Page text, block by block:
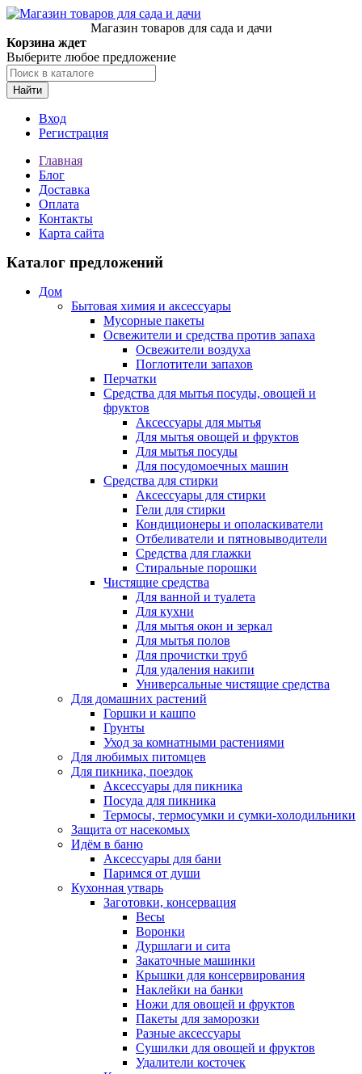
Магазин товаров для сада и дачи
Корзина ждет
Выберите любое предложение
Найти
Вход
Регистрация
Главная
Блог
Доставка
Оплата
Контакты
Карта сайта
Каталог предложений
Дом
Бытовая химия и аксессуары
Мусорные пакеты
Освежители и средства против запаха
Освежители воздуха
Поглотители запахов
Перчатки
Средства для мытья посуды, овощей и
фруктов
Аксессуары для мытья
Для мытья овощей и фруктов
Для мытья посуды
Для посудомоечных машин
Средства для стирки
Аксессуары для стирки
Гели для стирки
Кондиционеры и ополаскиватели
Отбеливатели и пятновыводители
Средства для глажки
Стиральные порошки
Чистящие средства
Для ванной и туалета
Для кухни
Для мытья окон и зеркал
Для мытья полов
Для прочистки труб
Для удаления накипи
Универсальные чистящие средства
Для домашних растений
Горшки и кашпо
Грунты
Уход за комнатными растениями
Для любимых питомцев
Для пикника, поездок
Аксессуары для пикника
Посуда для пикника
Термосы, термосумки и сумки-холодильники
Защита от насекомых
Идём в баню
Аксессуары для бани
Паримся от души
Кухонная утварь
Заготовки, консервация
Весы
Воронки
Дуршлаги и сита
Закаточные машинки
Крышки для консервирования
Наклейки на банки
Ножи для овощей и фруктов
Пакеты для заморозки
Разные аксессуары
Сушилки для овощей и фруктов
Удалители косточек